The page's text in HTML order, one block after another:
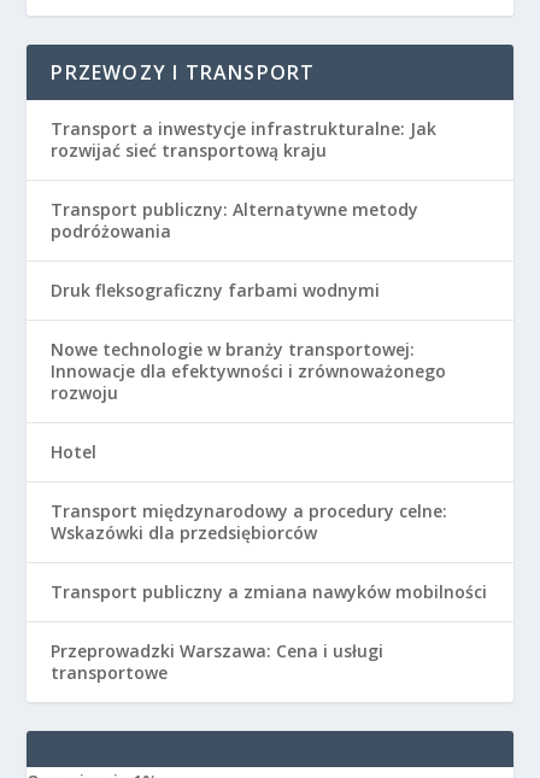
PRZEWOZY I TRANSPORT
Transport a inwestycje infrastrukturalne: Jak
rozwijać sieć transportową kraju
Transport publiczny: Alternatywne metody
podróżowania
Druk fleksograficzny farbami wodnymi
Nowe technologie w branży transportowej:
Innowacje dla efektywności i zrównoważonego
rozwoju
Hotel
Transport międzynarodowy a procedury celne:
Wskazówki dla przedsiębiorców
Transport publiczny a zmiana nawyków mobilności
Przeprowadzki Warszawa: Cena i usługi
transportowe